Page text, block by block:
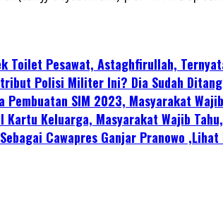
Toilet Pesawat, Astaghfirullah,
Polisi Militer Ini? Dia Sudah
Pembuatan SIM 2023, Masyarakat
Keluarga, Masyarakat Wajib
Cawapres Ganjar Pranowo ,Lihat